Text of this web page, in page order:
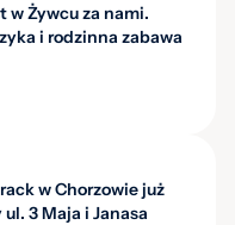
w Żywcu za nami.
i rodzinna zabawa
w Chorzowie już
3 Maja i Janasa